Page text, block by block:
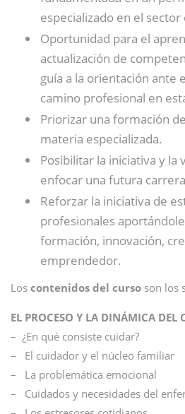
especializado en el
Oportunidad para el
actualización de
guía a la orientación ante
camino profesional en
Priorizar una formación
materia especializada.
Posibilitar la iniciativa y la
enfocar una futura
Reforzar la iniciativa de
profesionales
formación, innovación,
emprendedor.
Los contenidos del curso son los
EL PROCESO Y LA DINÁMICA DEL
– ¿En qué consiste cuidar?
– El cuidador y el núcleo familiar
– La problemática emocional
– Cuidados y necesidades del